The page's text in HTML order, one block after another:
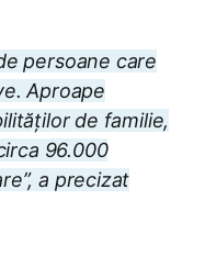
persoane care
Aproape
de familie,
96.000
a precizat